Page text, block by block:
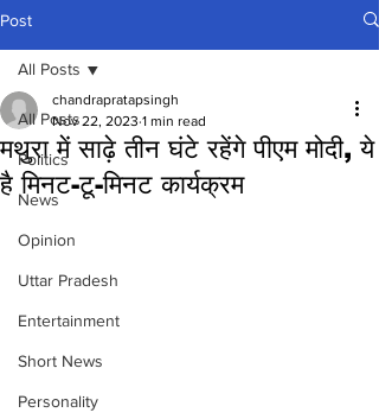
Post
All Posts
Politics
News
Opinion
Uttar Pradesh
Entertainment
Short News
Personality
All Posts
मथुरा में साढ़े तीन घंटे रहेंगे पीएम मोदी, ये
है मिनट-टू-मि‍नट कार्यक्रम
chandrapratapsingh
Nov 22, 2023 1 min read